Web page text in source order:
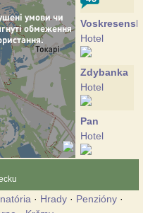
Hotel
Zdybanka
Hotel
Pan
Hotel
· Hrady· Penzióny·